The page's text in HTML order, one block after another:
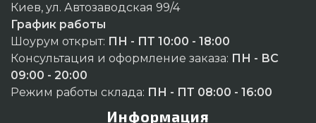
Киев, ул. Автозаводская 99/4
График работы
Шоурум открыт: ПН - ПТ 10:00 - 18:00
Консультация и оформление заказа: ПН - ВС
09:00 - 20:00
Режим работы склада: ПН - ПТ 08:00 - 16:00
Информация